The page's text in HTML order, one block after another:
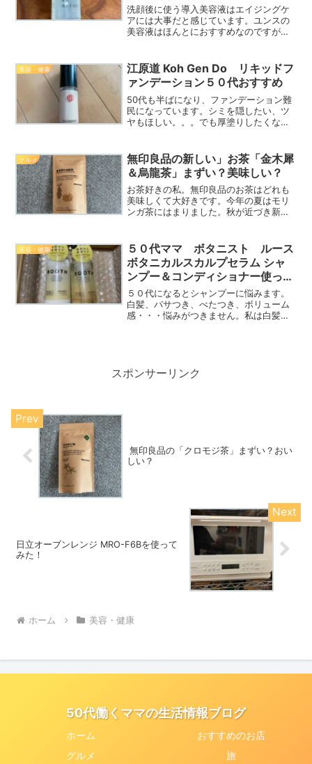
洗顔後に使う導入美容液はエイジングケ
アには大事だと感じています。ユンスの
美容液はほんとにおすすめなのですが、
てみました。ユンスほどしっとりはしま
せんが化粧水の浸透が良い...
美容・健康
江原道 Koh Gen Do リキッドフ
ァンデーション５０代おすすめ
50代も半ばになり、ファンデーション難
民になっています。シミを隠したい、ツ
ヤもほしい。。。でも厚塗りしたくな
ョン試してみました。リキッドなので伸
びが良くて塗りやす...
グルメ
無印良品の新しい」お茶「金木犀
＆烏龍茶」まずい？美味しい？
お茶好きの私。無印良品のお茶はどれも
美味しくて大好きです。今年の夏はモリ
ンガ茶にはまりました。秋が近づき新し
る時ってありませんか？そんな時におす
すめなのが、無印良品の ...
美容・健康
５０代ママ ボタニスト ルース
ボタニカルスカルプセラム シャ
ンプー＆コンディショナー使って
みた！
５０代になるとシャンプーに悩みます。
白髪、パサつき、べたつき、ボリューム
感・・・悩みがつきません。私は白髪ケ
スポンサーリンク
無印良品の「クロモジ茶」まずい？おい
しい？
日立オーブンレンジ MRO-F6Bを使って
みた！
ホーム 美容・健康
50代働くママの生活情報ブログ
ホーム
おすすめのお店
グルメ
旅